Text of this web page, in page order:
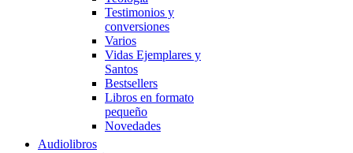
Testimonios y
conversiones
Varios
Vidas Ejemplares y
Santos
Bestsellers
Libros en formato
pequeño
Novedades
Audiolibros